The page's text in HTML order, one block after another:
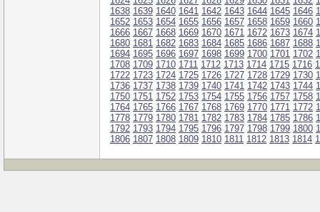
1638 1639 1640 1641 1642 1643 1644 1645 1646
1652 1653 1654 1655 1656 1657 1658 1659 1660
1666 1667 1668 1669 1670 1671 1672 1673 1674
1680 1681 1682 1683 1684 1685 1686 1687 1688
1694 1695 1696 1697 1698 1699 1700 1701 1702
1708 1709 1710 1711 1712 1713 1714 1715 1716
1722 1723 1724 1725 1726 1727 1728 1729 1730
1736 1737 1738 1739 1740 1741 1742 1743 1744
1750 1751 1752 1753 1754 1755 1756 1757 1758
1764 1765 1766 1767 1768 1769 1770 1771 1772
1778 1779 1780 1781 1782 1783 1784 1785 1786
1792 1793 1794 1795 1796 1797 1798 1799 1800
1806 1807 1808 1809 1810 1811 1812 1813 1814